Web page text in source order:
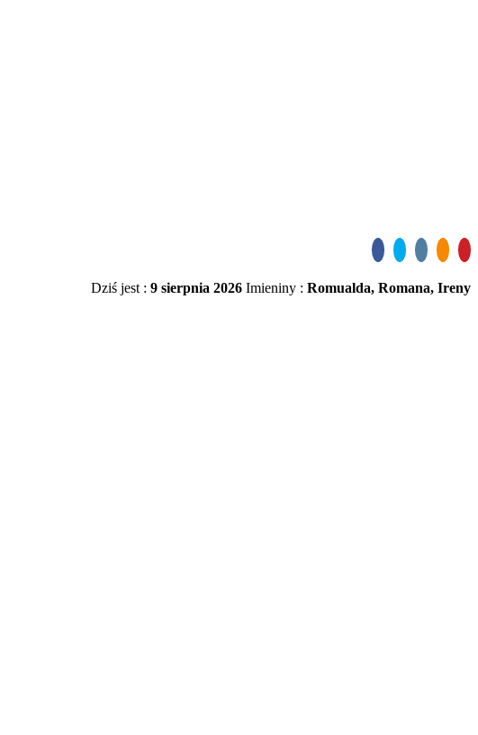
Dziś jest : 9 sierpnia 2026 Imieniny : Romualda, Romana, Ireny